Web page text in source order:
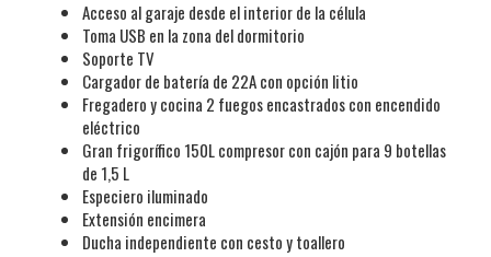
Acceso al garaje desde el interior de la célula
Toma USB en la zona del dormitorio
Soporte TV
Cargador de batería de 22A con opción litio
Fregadero y cocina 2 fuegos encastrados con encendido
eléctrico
Gran frigorífico 150L compresor con cajón para 9 botellas
de 1,5 L
Especiero iluminado
Extensión encimera
Ducha independiente con cesto y toallero
Tlf. 96 545 78 19
info@caravanascruz.es